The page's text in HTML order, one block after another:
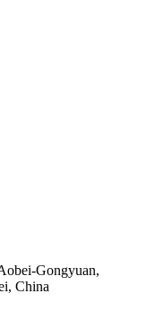
Gongyuan,
China